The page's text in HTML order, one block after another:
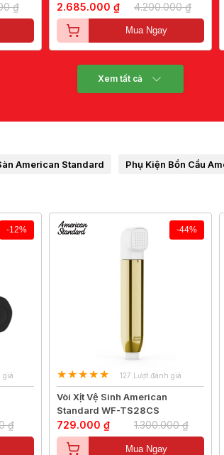
₫ 2.685.000 ₫ 4.200.000 ₫
Mua Ngay
Xem tất cả
American Standard Phụ Kiện Bồn Cầu
-12%
giá
₫
-44%
127 Lượt đánh giá
Vòi Xịt Vệ Sinh American
Standard WF-TS28CS
729.000 ₫ 1.300.000 ₫
Mua Ngay